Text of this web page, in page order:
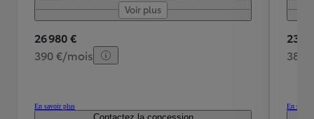
Voir plus
26 980 €
390 €/mois
En savoir plus
Contactez la concession
23
383
En